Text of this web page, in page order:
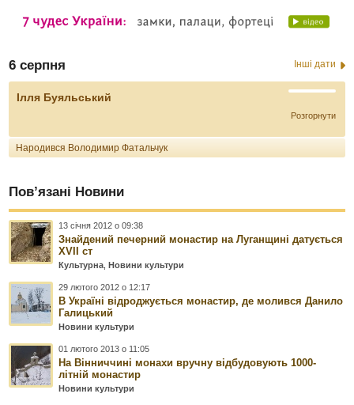
6 серпня Інші дати
Ілля Буяльський
Розгорнути
Народився Володимир Фатальчук
Пов’язані Новини
13 січня 2012 о 09:38
Знайдений печерний монастир на Луганщині датується
XVII ст
Культурна Новини культури
29 лютого 2012 о 12:17
В Україні відроджується монастир, де молився Данило
Галицький
Новини культури
01 лютого 2013 о 11:05
На Вінниччині монахи вручну відбудовують 1000-
літній монастир
Новини культури